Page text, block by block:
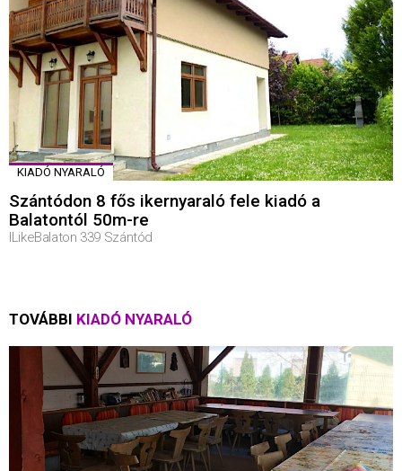
KIADÓ NYARALÓ
Szántódon 8 fős ikernyaraló fele kiadó a
Balatontól 50m-re
ILikeBalaton 339 Szántód
TOVÁBBI KIADÓ NYARALÓ